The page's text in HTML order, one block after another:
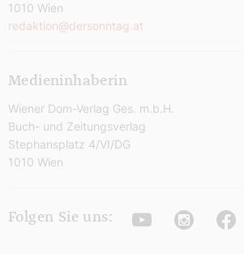
1010 Wien
redaktion@dersonntag.at
Medieninhaberin
Wiener Dom-Verlag Ges. m.b.H.
Buch- und Zeitungsverlag
Stephansplatz 4/VI/DG
1010 Wien
Folgen Sie uns: Youtube